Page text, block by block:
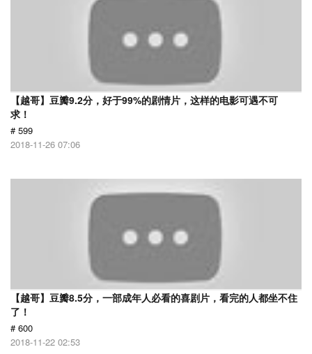
【越哥】豆瓣9.2分，好于99%的剧情片，这样的电影可遇不可
求！
# 599
2018-11-26 07:06
【越哥】豆瓣8.5分，一部成年人必看的喜剧片，看完的人都坐不住
了！
# 600
2018-11-22 02:53